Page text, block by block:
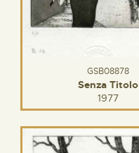
GSB08878
Senza Titolo
1977